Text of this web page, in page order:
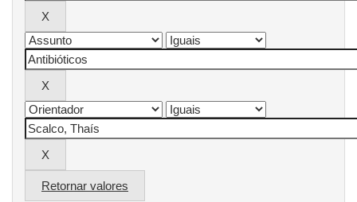
Retornar valores